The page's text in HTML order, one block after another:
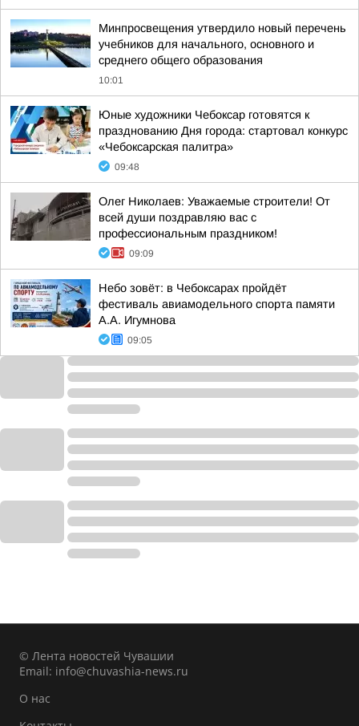
Минпросвещения утвердило новый перечень
учебников для начального, основного и
среднего общего образования
10:01
Юные художники Чебоксар готовятся к
празднованию Дня города: стартовал конкурс
«Чебоксарская палитра»
09:48
Олег Николаев: Уважаемые строители! От
всей души поздравляю вас с
профессиональным праздником!
09:09
Небо зовёт: в Чебоксарах пройдёт
фестиваль авиамодельного спорта памяти
А.А. Игумнова
09:05
© Лента новостей Чувашии
Email: info@chuvashia-news.ru
О нас